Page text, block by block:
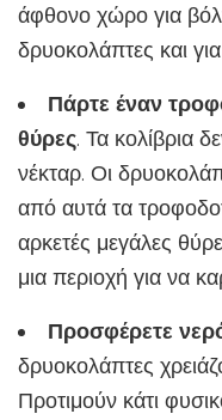
άφθονο χώρο για
δρυοκολάπτες και
Πάρτε έναν
θύρες. Τα κολίβρια
νέκταρ. Οι
από αυτά τα
αρκετές μεγάλες
μια περιοχή για να
Προσφέρετε
δρυοκολάπτες
Προτιμούν κάτι